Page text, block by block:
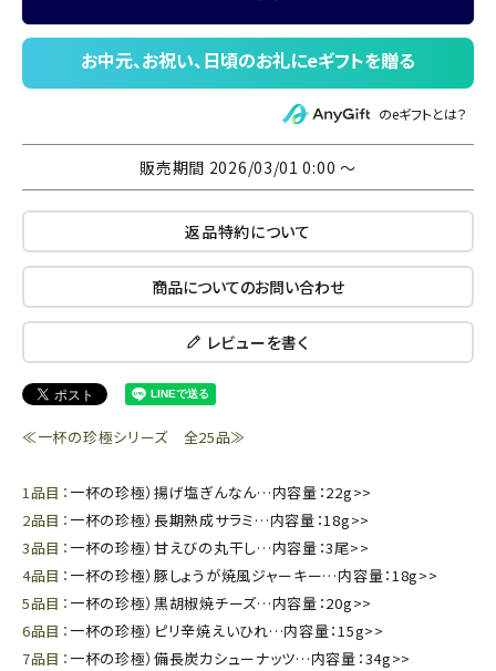
のeギフトとは？
販売期間 2026/03/01 0:00 〜
返品特約について
商品についてのお問い合わせ
レビューを書く
≪一杯の珍極シリーズ 全25品≫
1品目： 一杯の珍極）揚げ塩ぎんなん…内容量：22g>>
2品目： 一杯の珍極）長期熟成サラミ…内容量：18g>>
3品目： 一杯の珍極）甘えびの丸干し…内容量：3尾>>
4品目： 一杯の珍極）豚しょうが焼風ジャーキー…内容量：18g>>
5品目： 一杯の珍極）黒胡椒焼チーズ…内容量：20g>>
6品目： 一杯の珍極）ピリ辛焼えいひれ…内容量：15g>>
7品目： 一杯の珍極）備長炭カシューナッツ…内容量：34g>>